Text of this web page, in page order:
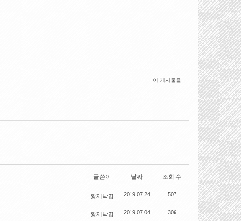
이 게시물을
글쓴이 날짜 조회 수
황제낙엽 2019.07.24 507
황제낙엽 2019.07.04 306